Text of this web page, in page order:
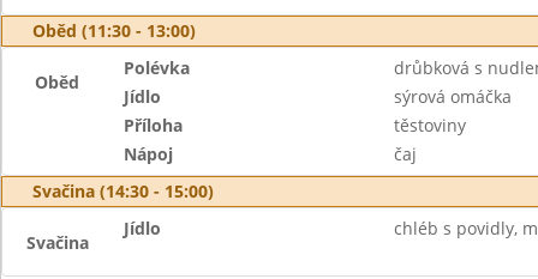
Oběd (11:30 - 13:00)
Oběd
Polévka
drůbková s
Jídlo
sýrová omáčka
Příloha
těstoviny
Nápoj
čaj
Svačina (14:30 - 15:00)
Svačina
Jídlo chléb s povidly,